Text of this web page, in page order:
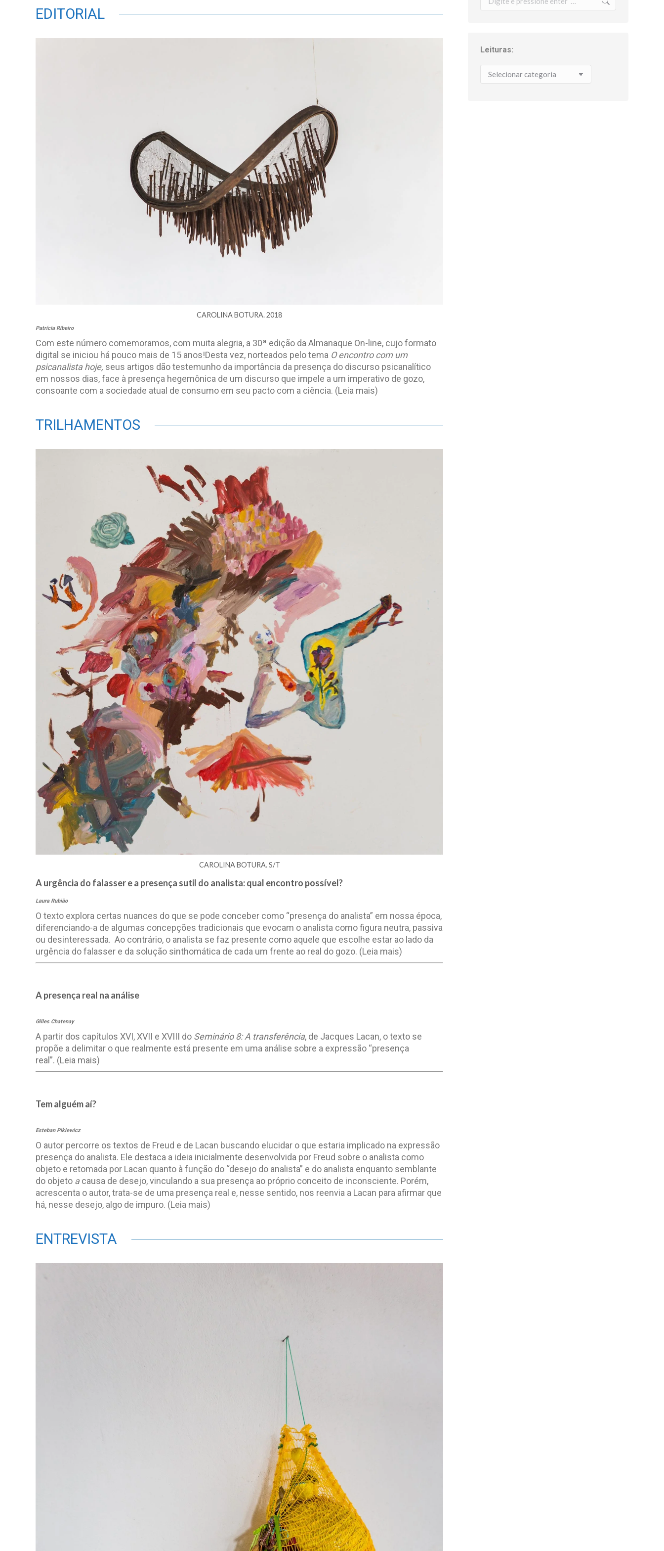
EDITORIAL
CAROLINA BOTURA. 2018
Patrícia Ribeiro
Com este número comemoramos, com muita alegria, a 30ª edição da Almanaque On-line, cujo formato
digital se iniciou há pouco mais de 15 anos!Desta vez, norteados pelo tema O encontro com um
psicanalista hoje, seus artigos dão testemunho da importância da presença do discurso psicanalítico
em nossos dias, face à presença hegemônica de um discurso que impele a um imperativo de gozo,
consoante com a sociedade atual de consumo em seu pacto com a ciência. (Leia mais)
TRILHAMENTOS
CAROLINA BOTURA. S/T
A urgência do falasser e a presença sutil do analista: qual encontro possível?
Laura Rubião
O texto explora certas nuances do que se pode conceber como “presença do analista” em nossa época,
diferenciando-a de algumas concepções tradicionais que evocam o analista como figura neutra, passiva
ou desinteressada. Ao contrário, o analista se faz presente como aquele que escolhe estar ao lado da
urgência do falasser e da solução sinthomática de cada um frente ao real do gozo. (Leia mais)
A presença real na análise
Gilles Chatenay
A partir dos capítulos XVI, XVII e XVIII do Seminário 8: A transferência, de Jacques Lacan, o texto se
propõe a delimitar o que realmente está presente em uma análise sobre a expressão “presença
real”. (Leia mais)
Tem alguém aí?
Esteban Pikiewicz
O autor percorre os textos de Freud e de Lacan buscando elucidar o que estaria implicado na expressão
presença do analista. Ele destaca a ideia inicialmente desenvolvida por Freud sobre o analista como
objeto e retomada por Lacan quanto à função do “desejo do analista” e do analista enquanto semblante
do objeto acausa de desejo, vinculando a sua presença ao próprio conceito de inconsciente. Porém,
acrescenta o autor, trata-se de uma presença real e, nesse sentido, nos reenvia a Lacan para afirmar que
há, nesse desejo, algo de impuro. (Leia mais)
ENTREVISTA
Leituras: